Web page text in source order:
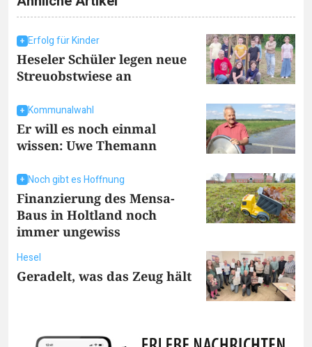
Erfolg für Kinder
Heseler Schüler legen neue
Streuobstwiese an
Kommunalwahl
Er will es noch einmal
wissen: Uwe Themann
Noch gibt es Hoffnung
Finanzierung des Mensa-
Baus in Holtland noch
immer ungewiss
Hesel
Geradelt, was das Zeug hält